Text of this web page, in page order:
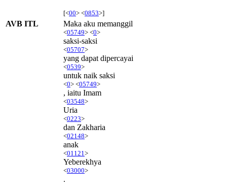
[<00> <0853>]
AVB ITL Maka aku memanggil
<05749> <0>
saksi-saksi
<05707>
yang dapat dipercayai
<0539>
untuk naik saksi
<0> <05749>
, iaitu Imam
<03548>
Uria
<0223>
dan Zakharia
<02148>
anak
<01121 >
Yeberekhya
<03000>
.